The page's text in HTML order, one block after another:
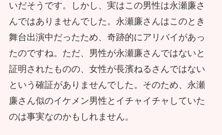
いだそうです。しかし、実はこの男性は永瀬廉さ
んではありませんでした。永瀬廉さんはこのとき
舞台出演中だったため、奇跡的にアリバイがあっ
たのですね。ただ、男性が永瀬廉さんではないと
証明されたものの、女性が長濱ねるさんではない
という確証がありませんでした。そのため、永瀬
廉さん似のイケメン男性とイチャイチャしていた
のは事実なのかもしれません。